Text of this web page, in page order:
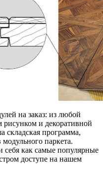
на заказ: из любой
и декоративной
складская программа,
паркета.
себя как самые популярные
доступе на нашем